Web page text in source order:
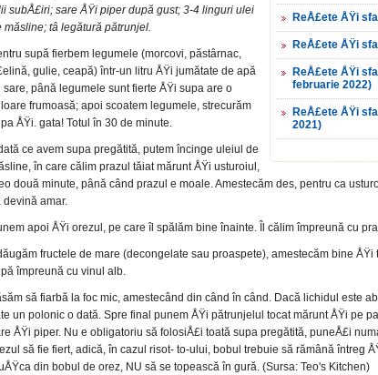
ReÅ£ete ÅŸi
ReÅ£ete ÅŸi
ReÅ£ete ÅŸi
februarie 2022)
ReÅ£ete ÅŸi
2021)
subÅ£iri; sare ÅŸi piper după gust; 3-4 linguri ulei
măsline; tâ legătură pătrunjel.
supă fierbem legumele (morcovi, păstârnac,
gulie, ceapă) într-un litru ÅŸi ju­mătate de apă
sare, până legumele sunt fierte ÅŸi supa are o
frumoasă; apoi scoatem legumele, strecurăm
ÅŸi. gata! Totul în 30 de minute.
ce avem supa pregătită, putem încinge uleiul de
în care călim prazul tăiat mărunt ÅŸi usturoiul,
două minute, până când prazul e moale. Amestecăm des, pentru ca
devină amar.
apoi ÅŸi orezul, pe care îl spălăm bine înainte. Îl călim împreună cu
fructele de mare (decongelate sau proaspete), amestecăm bine
împreună cu vinul alb.
să fiarbă la foc mic, amestecând din când în când. Dacă lichidul este
un polonic o dată. Spre final punem ÅŸi pătrunjelul tocat mărunt ÅŸi pe
ÅŸi piper. Nu e obligatoriu să folosiÅ£i toată supa pregătită, puneÅ£i
să fie fiert, adică, în cazul risot- to-ului, bobul trebuie să rămână întreg
din bobul de orez, NU să se topească în gură. (Sursa: Teo's Kitchen)